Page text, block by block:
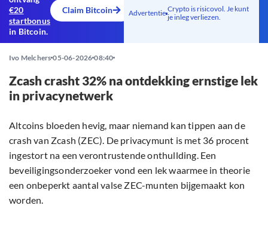
€20
startbonus
in Bitcoin.
Claim Bitcoin Advertentie Crypto is risicovol. Je kunt
je inleg verliezen.
Ivo Melchers 05-06-2026 08:40
Zcash crasht 32% na ontdekking ernstige lek
in privacynetwerk
Altcoins bloeden hevig, maar niemand kan tippen aan de
crash van Zcash (ZEC). De privacymunt is met 36 procent
ingestort na een verontrustende onthullding. Een
beveiligingsonderzoeker vond een lek waarmee in theorie
een onbeperkt aantal valse ZEC-munten bijgemaakt kon
worden.